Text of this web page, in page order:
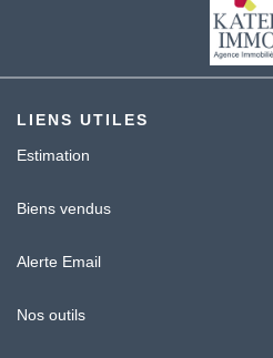
LIENS UTILES
Estimation
Biens vendus
Alerte Email
Nos outils